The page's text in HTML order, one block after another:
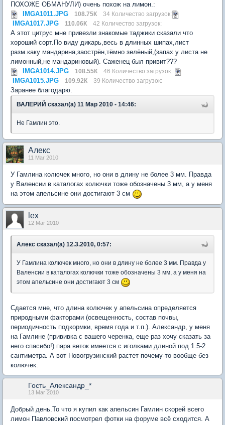
ПОХОЖЕ ОБМАНУЛИ) очень похож на лимон.:
IMGA1011.JPG
108.75К 34 Количество загрузок:
IMGA1017.JPG 110.06К 42 Количество загрузок:
А этот цитрус мне привезли знакомые таджики сказали что
хороший сорт.По виду дикарь,весь в длинных шипах,лист
разм.каку мандарина,заострён,тёмно зелёный,(запах у листа не
лимонный,не мандариновый). Саженец был привит???
IMGA1014.JPG
108.55К 46 Количество загрузок:
IMGA1015.JPG 109.92К 39 Количество загрузок:
Заранее благодарю.
ВАЛЕРИЙ сказал(а) 11 Мар 2010 - 14:46:
Не Гамлин это.
Aлекc
11 Mar 2010
У Гамлина колючек много, но они в длину не более 3 мм. Правда
у Валенсии в каталогах колючки тоже обозначены 3 мм, а у меня
на этом апельсине они достигают 3 см
lex
12 Mar 2010
Aлекc сказал(а) 12.3.2010, 0:57:
У Гамлина колючек много, но они в длину не более 3 мм. Правда у
Валенсии в каталогах колючки тоже обозначены 3 мм, а у меня на
этом апельсине они достигают 3 см
Сдается мне, что длина колючек у апельсина определяется
природными факторами (освещенность, состав почвы,
периодичность подкормки, время года и т.п.). Александр, у меня
на Гамлине (прививка с вашего черенка, еще раз хочу сказать за
него спасибо!) пара веток имеется с иголками длиной под 1.5-2
сантиметра. А вот Новогрузинский растет почему-то вообще без
колючек.
Гость_Александр_*
13 Mar 2010
Добрый день.То что я купил как апельсин Гамлин скорей всего
лимон Павловский посмотрел фотки на форуме всё сходится. А